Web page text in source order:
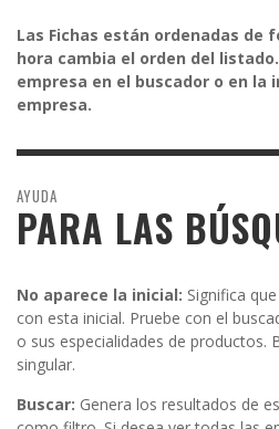
Las Fichas están ordenadas de
hora cambia el orden del
empresa en el buscador o en la
empresa.
AYUDA
PARA LAS
No aparece la inicial: Significa
con esta inicial. Pruebe con el
o sus especialidades de productos.
singular.
Buscar: Genera los resultados de